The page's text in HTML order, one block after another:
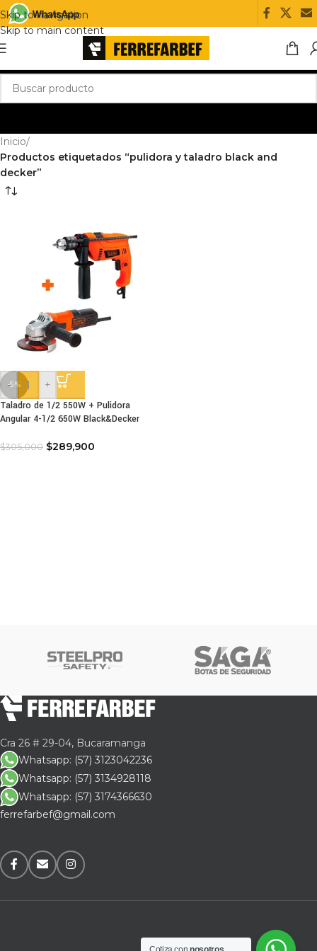
Skip to navigation
Skip to main content
Inicio/
Productos etiquetados “pulidora y taladro black and
decker”
-5%
-
+
Taladro de 1/2 550W + Pulidora
Angular 4-1/2 650W Black&Decker
$305,000 $289,900
Cra 26 # 29-04, Bucaramanga
Whatsapp: (57) 3123042236
Whatsapp: (57) 3134928118
Whatsapp: (57) 3174366630
ferrefarbef@gmail.com